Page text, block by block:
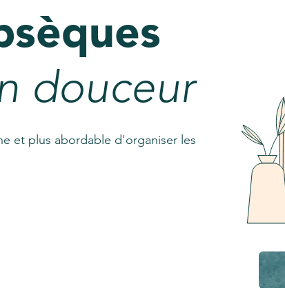
Advitam dans la presse
Consultez notre FAQ
douceur
et plus abordable d'organiser les